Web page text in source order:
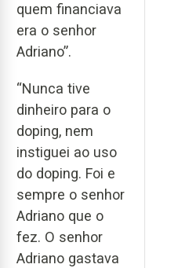
quem financiava
era o senhor
Adriano”.
“Nunca tive
dinheiro para o
doping, nem
instiguei ao uso
do doping. Foi e
sempre o senhor
Adriano que o
fez. O senhor
Adriano gastava